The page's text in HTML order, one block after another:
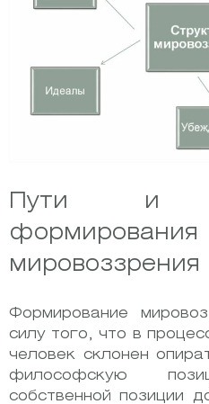
Пути и
формирования
мировоззрения
Формирование
силу того, что в
человек склонен
философскую
собственной позиции